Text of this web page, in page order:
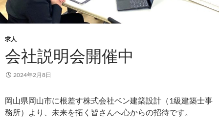
求人
会社説明会開催中
2024年2月8日
岡山県岡山市に根差す株式会社ベン建築設計（1級建築士事
務所）より、未来を拓く皆さんへ心からの招待です。